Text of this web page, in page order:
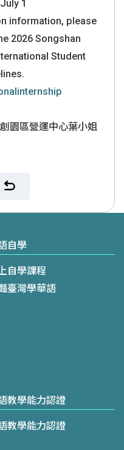
1
information, please
2026 Songshan
Student
園區營運中心葉小姐
自學
自學課程
臺灣學華語
教學能力認證
教學能力認證